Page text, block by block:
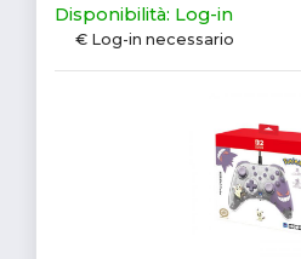
Disponibilità: Log-in
€ Log-in necessario